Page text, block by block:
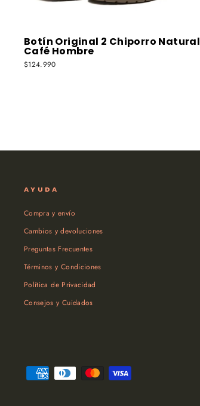
Botín Original 2 Chiporro Natural
Café Hombre
$124.990
AYUDA
Compra y envío
Cambios y devoluciones
Preguntas Frecuentes
Términos y Condiciones
Política de Privacidad
Consejos y Cuidados